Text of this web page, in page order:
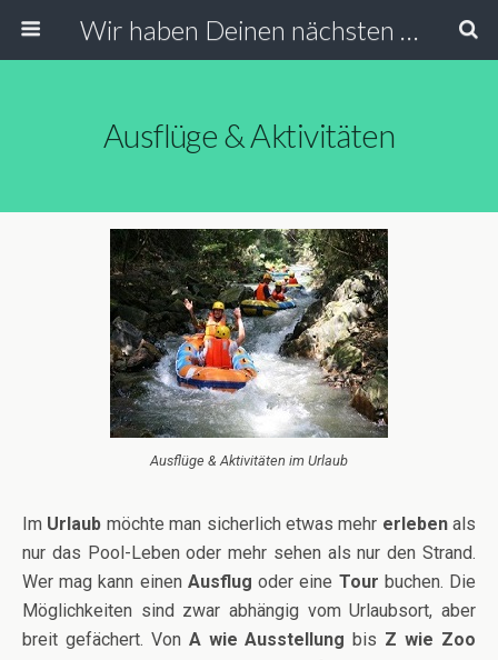
Wir haben Deinen nächsten Urlaub
Ausflüge & Aktivitäten
Ausflüge & Aktivitäten im Urlaub
Im Urlaub möchte man sicherlich etwas mehr erlebenals
nur das Pool-Leben oder mehr sehen als nur den Strand.
Wer mag kann einen Ausflug oder eine Tour buchen. Die
Möglichkeiten sind zwar abhängig vom Urlaubsort, aber
breit gefächert. Von A wie Ausstellung bis Z wie Zoo